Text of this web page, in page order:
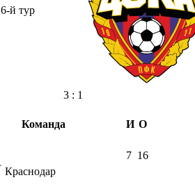
6-й тур
3 : 1
Команда И О
Краснодар
7 16